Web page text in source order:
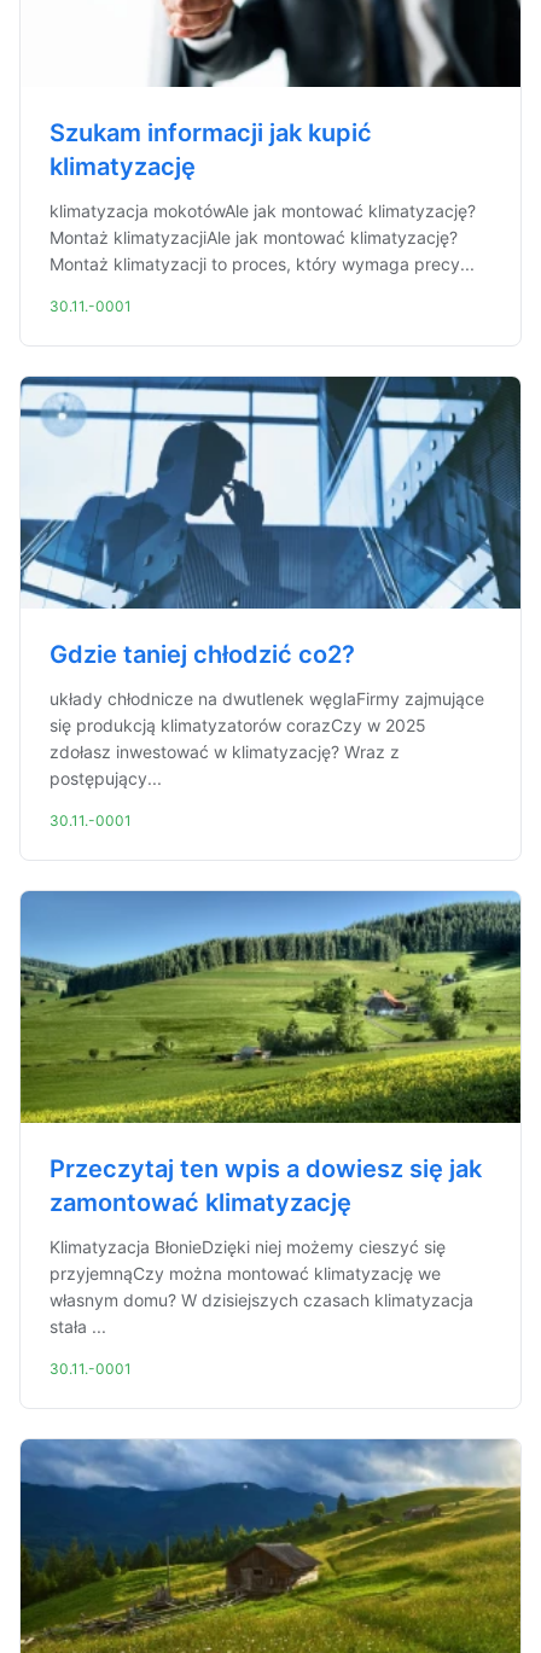
Szukam informacji jak kupić
klimatyzację
klimatyzacja mokotówAle jak montować klimatyzację?
Montaż klimatyzacjiAle jak montować klimatyzację?
Montaż klimatyzacji to proces, który wymaga precy...
30.11.-0001
Gdzie taniej chłodzić co2?
układy chłodnicze na dwutlenek węglaFirmy zajmujące
się produkcją klimatyzatorów corazCzy w 2025
zdołasz inwestować w klimatyzację? Wraz z
postępujący...
30.11.-0001
Przeczytaj ten wpis a dowiesz się jak
zamontować klimatyzację
Klimatyzacja BłonieDzięki niej możemy cieszyć się
przyjemnąCzy można montować klimatyzację we
własnym domu? W dzisiejszych czasach klimatyzacja
stała ...
30.11.-0001